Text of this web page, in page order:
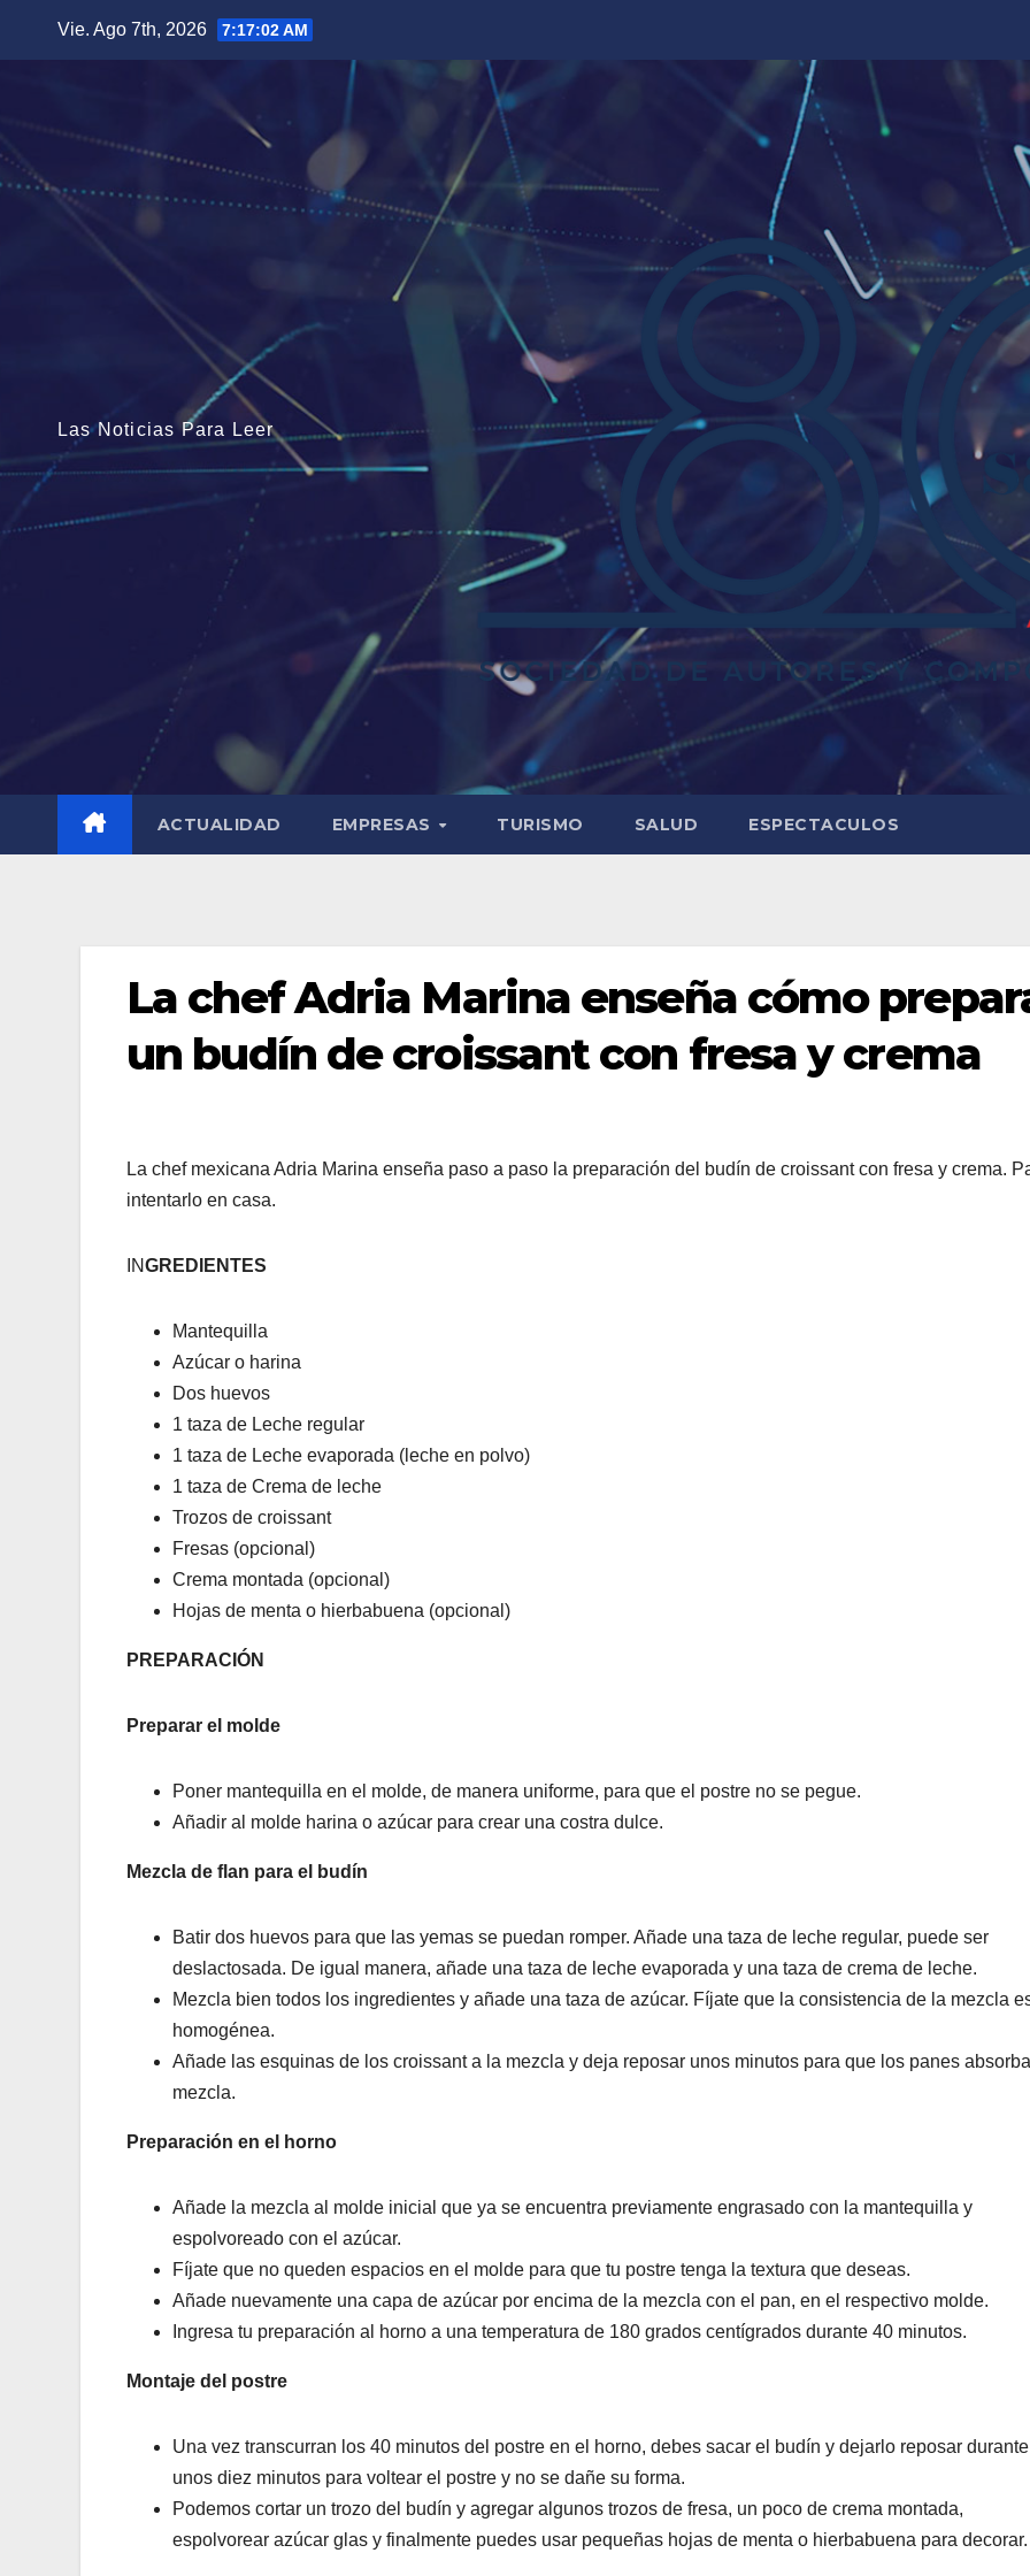
Vie. Ago 7th, 2026 7:17:04 AM
Las Noticias Para Leer
ACTUALIDAD EMPRESAS TURISMO SALUD ESPECTACULOS
La chef Adria Marina enseña cómo
un budín de croissant con fresa y crema
La chef mexicana Adria Marina enseña paso a paso la preparación del budín de croissant con fresa y crema.
intentarlo en casa.
INGREDIENTES
Mantequilla
Azúcar o harina
Dos huevos
1 taza de Leche regular
1 taza de Leche evaporada (leche en polvo)
1 taza de Crema de leche
Trozos de croissant
Fresas (opcional)
Crema montada (opcional)
Hojas de menta o hierbabuena (opcional)
PREPARACIÓN
Preparar el molde
Poner mantequilla en el molde, de manera uniforme, para que el postre no se pegue.
Añadir al molde harina o azúcar para crear una costra dulce.
Mezcla de flan para el budín
Batir dos huevos para que las yemas se puedan romper. Añade una taza de leche regular, puede ser
deslactosada. De igual manera, añade una taza de leche evaporada y una taza de crema de leche.
Mezcla bien todos los ingredientes y añade una taza de azúcar. Fíjate que la consistencia de la mezcla
homogénea.
Añade las esquinas de los croissant a la mezcla y deja reposar unos minutos para que los panes
mezcla.
Preparación en el horno
Añade la mezcla al molde inicial que ya se encuentra previamente engrasado con la mantequilla y
espolvoreado con el azúcar.
Fíjate que no queden espacios en el molde para que tu postre tenga la textura que deseas.
Añade nuevamente una capa de azúcar por encima de la mezcla con el pan, en el respectivo molde.
Ingresa tu preparación al horno a una temperatura de 180 grados centígrados durante 40 minutos.
Montaje del postre
Una vez transcurran los 40 minutos del postre en el horno, debes sacar el budín y dejarlo reposar durante
unos diez minutos para voltear el postre y no se dañe su forma.
Podemos cortar un trozo del budín y agregar algunos trozos de fresa, un poco de crema montada,
espolvorear azúcar glas y finalmente puedes usar pequeñas hojas de menta o hierbabuena para